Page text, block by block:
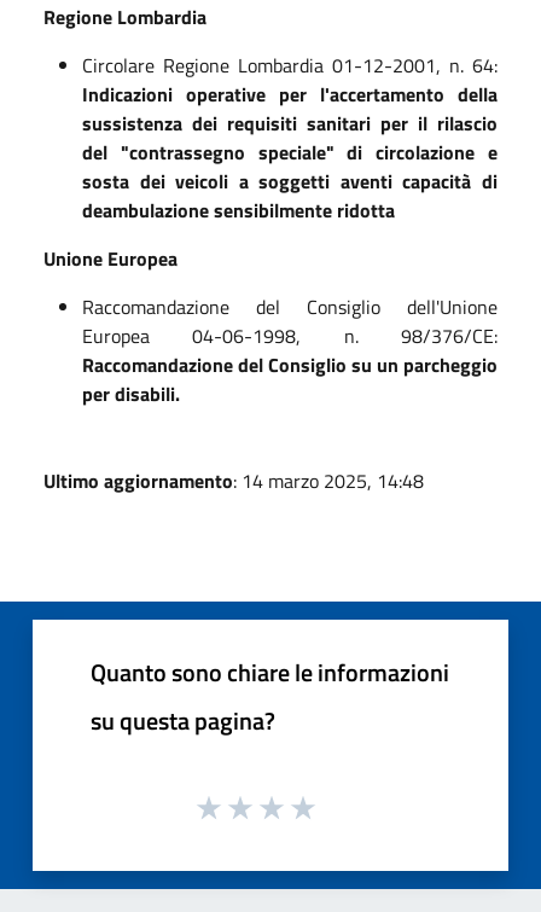
Regione Lombardia
Circolare Regione Lombardia 01-12-2001, n. 64:
Indicazioni operative per l'accertamento della
sussistenza dei requisiti sanitari per il rilascio
del "contrassegno speciale" di circolazione e
sosta dei veicoli a soggetti aventi capacità di
deambulazione sensibilmente ridotta
Unione Europea
Raccomandazione del Consiglio dell'Unione
Europea 04-06-1998, n. 98/376/CE:
Raccomandazione del Consiglio su un parcheggio
per disabili.
Ultimo aggiornamento: 14 marzo 2025, 14:48
Quanto sono chiare le informazioni
su questa pagina?